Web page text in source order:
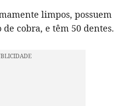
limpos, possuem
cobra, e têm 50 dentes.